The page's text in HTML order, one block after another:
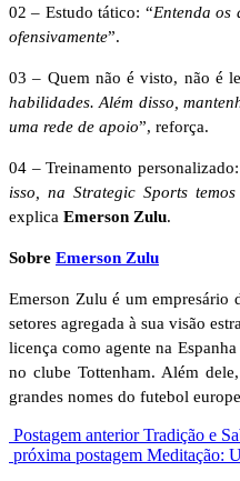
02 – Estudo tático: “Entenda os
ofensivamente”.
03 – Quem não é visto, não é
habilidades. Além disso,
uma rede de apoio”, reforça.
04 – Treinamento
isso, na Strategic Sports
explica Emerson Zulu.
Sobre Emerson Zulu
Emerson Zulu é um empresário
setores agregada à sua visão
licença como agente na
no clube Tottenham. Além
grandes nomes do futebol
Postagem anterior Tradição e
próxima postagem Meditação: